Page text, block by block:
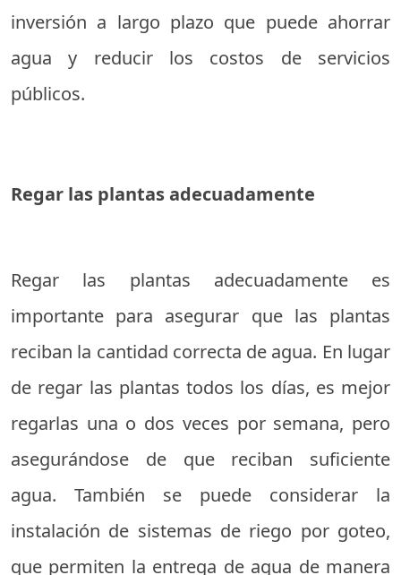
inversión a largo plazo que puede ahorrar
agua y reducir los costos de servicios
públicos.
Regar las plantas adecuadamente
Regar las plantas adecuadamente es
importante para asegurar que las plantas
reciban la cantidad correcta de agua. En lugar
de regar las plantas todos los días, es mejor
regarlas una o dos veces por semana, pero
asegurándose de que reciban suficiente
agua. También se puede considerar la
instalación de sistemas de riego por goteo,
que permiten la entrega de agua de manera